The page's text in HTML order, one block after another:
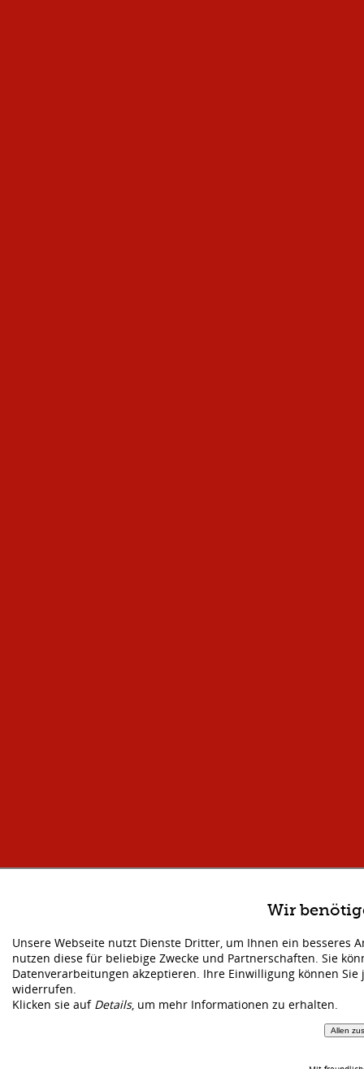
Wir
Unsere Webseite nutzt Dienste Dritter, um Ihnen ein besseres
nutzen diese für beliebige Zwecke und Partnerschaften. Sie
Datenverarbeitungen akzeptieren. Ihre Einwilligung können
widerrufen.
Klicken sie auf Details, um mehr Informationen zu erhalten.
Allen